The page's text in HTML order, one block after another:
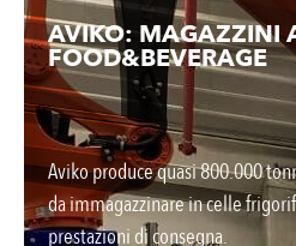
AVIKO: MAGAZZINI
FOOD&BEVERAGE
Aviko produce quasi 800.000
da immagazzinare in celle
prestazioni di consegna.